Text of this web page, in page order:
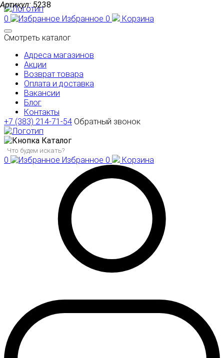
0 Избранное 0
Корзина
Смотреть каталог
Адреса магазинов
Акции
Возврат товара
Оплата и доставка
Вакансии
Блог
Контакты
+7 (383) 214-71-54 Обратный звонок
Каталог
0 Избранное 0 Корзина
Артикул:5238